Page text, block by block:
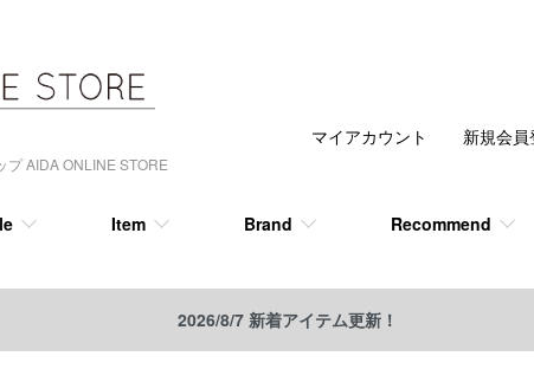
AIDA ONLINE STORE
Item Brand Recommend
マイアカウント 新規会
2026/8/7 新着アイテム更新！